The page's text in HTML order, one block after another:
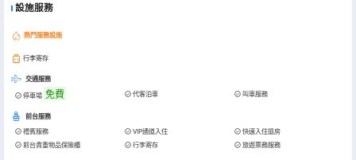
設施服務
熱門服務設施
行李寄存
交通服務
停車場 免費 代客泊車 叫車服務
前台服務
禮賓服務 VIP通道入住
快速入住退房
前台貴重物品保險櫃
行李寄存 旅遊票務服務